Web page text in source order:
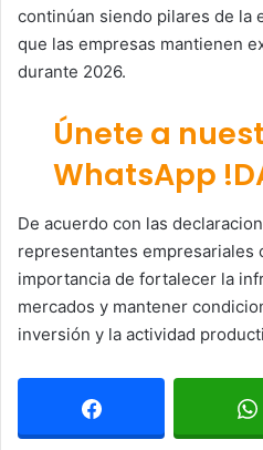
continúan siendo pilares de la
que las empresas mantienen
durante 2026.
Únete a
WhatsApp
De acuerdo con las
representantes empresariales
importancia de fortalecer la
mercados y mantener
inversión y la actividad